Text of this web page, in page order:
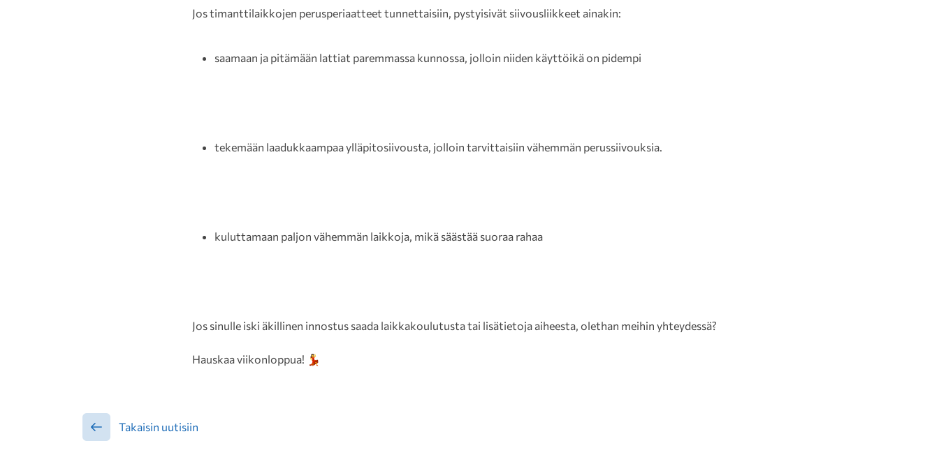
Jos timanttilaikkojen perusperiaatteet tunnettaisiin, pystyisivät siivousliikkeet ainakin:
saamaan ja pitämään lattiat paremmassa kunnossa, jolloin niiden käyttöikä on pidempi
tekemään laadukkaampaa ylläpitosiivousta, jolloin tarvittaisiin vähemmän perussiivouksia.
kuluttamaan paljon vähemmän laikkoja, mikä säästää suoraa rahaa
Jos sinulle iski äkillinen innostus saada laikkakoulutusta tai lisätietoja aiheesta, olethan meihin yhteydessä?
Hauskaa viikonloppua! 💃
Takaisin uutisiin